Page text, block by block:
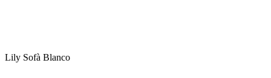
Lily Sofà Blanco